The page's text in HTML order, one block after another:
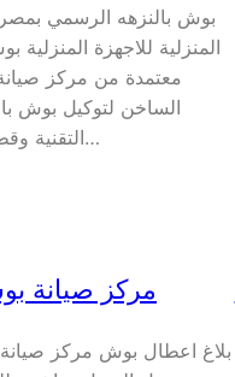
بوش بالنزهه الرسمي
المنزلية للاجهزة
معتمدة من مركز
التقنية وقطع الغيار الاصلية ونساعدكم علي اتمام…
مركز صيانة بوش
بلاغ اعطال بوش مركز